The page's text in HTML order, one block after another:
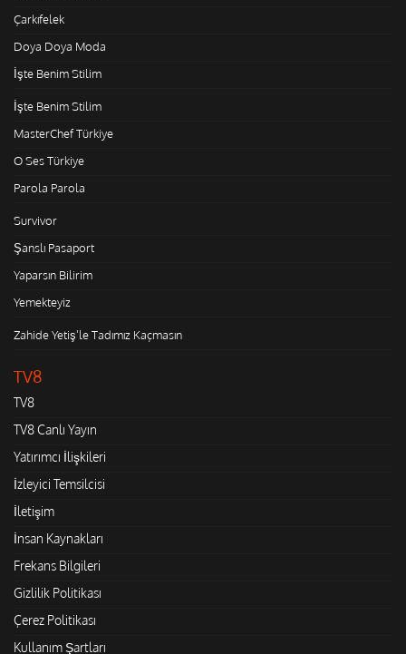
Çarkıfelek
Doya Doya Moda
İşte Benim Stilim
İşte Benim Stilim
MasterChef Türkiye
O Ses Türkiye
Parola Parola
Survivor
Şanslı Pasaport
Yaparsın Bilirim
Yemekteyiz
Zahide Yetiş'le Tadımız Kaçmasın
TV8
TV8
TV8 Canlı Yayın
Yatırımcı İlişkileri
İzleyici Temsilcisi
İletişim
İnsan Kaynakları
Frekans Bilgileri
Gizlilik Politikası
Çerez Politikası
Kullanım Şartları